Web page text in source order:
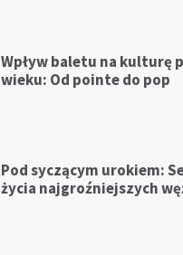
Wpływ baletu na kulturę
wieku: Od pointe do pop
Pod syczącym urokiem:
życia najgroźniejszych